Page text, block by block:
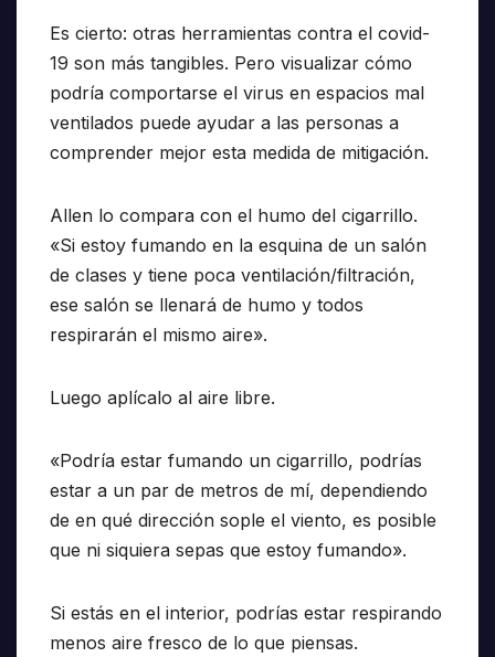
Es cierto: otras herramientas contra el covid-
19 son más tangibles. Pero visualizar cómo
podría comportarse el virus en espacios mal
ventilados puede ayudar a las personas a
comprender mejor esta medida de mitigación.
Allen lo compara con el humo del cigarrillo.
«Si estoy fumando en la esquina de un salón
de clases y tiene poca ventilación/filtración,
ese salón se llenará de humo y todos
respirarán el mismo aire».
Luego aplícalo al aire libre.
«Podría estar fumando un cigarrillo, podrías
estar a un par de metros de mí, dependiendo
de en qué dirección sople el viento, es posible
que ni siquiera sepas que estoy fumando».
Si estás en el interior, podrías estar respirando
menos aire fresco de lo que piensas.